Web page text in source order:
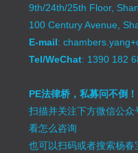
9th/24th/25th Floor,
100 Century Avenue,
E-mail:
Tel/WeChat: 1390 182
PE法律桥，私募问不倒！
扫描并关注下方微信公众
看怎么咨询
也可以扫码或者搜索杨